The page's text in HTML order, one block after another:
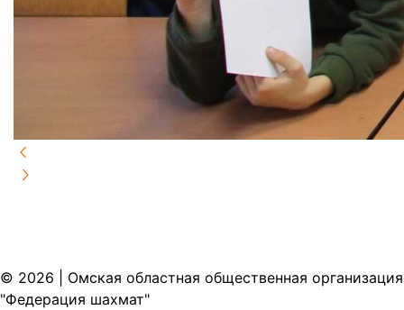
© 2026 | Омская областная общественная организация
"Федерация шахмат"